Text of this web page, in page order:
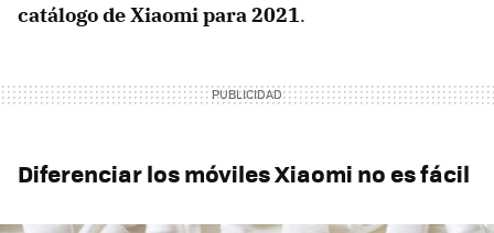
catálogo de Xiaomi para 2021.
Diferenciar los móviles Xiaomi no es fácil